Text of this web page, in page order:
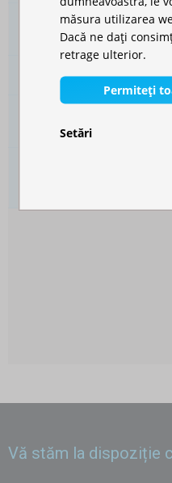
Finisajul structurii de
susţinere
Greutate
pereţi laterali)
Vă stăm la dispoziție
măsura utilizarea
Dacă ne dați
retrage ulterior.
Permiteți
Setări